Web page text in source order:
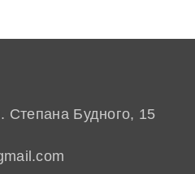
Степана Будного, 15